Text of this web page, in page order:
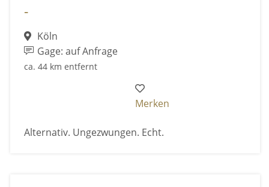
-
Köln
Gage: auf Anfrage
ca. 44 km entfernt
Merken
Alternativ. Ungezwungen. Echt.